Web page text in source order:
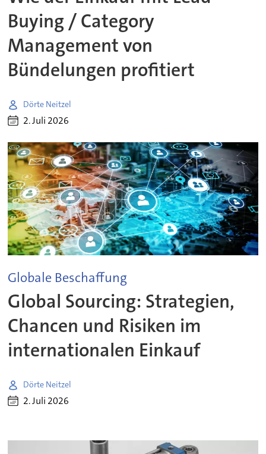
Buying / Category
Management von
Bündelungen profitiert
Dörte Neitzel
2. Juli 2026
Globale Beschaffung
Global Sourcing: Strategien,
Chancen und Risiken im
internationalen Einkauf
Dörte Neitzel
2. Juli 2026